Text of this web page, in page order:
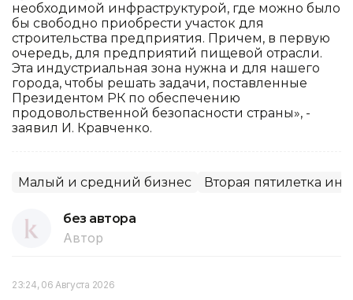
необходимой инфраструктурой, где можно было
бы свободно приобрести участок для
строительства предприятия. Причем, в первую
очередь, для предприятий пищевой отрасли.
Эта индустриальная зона нужна и для нашего
города, чтобы решать задачи, поставленные
Президентом РК по обеспечению
продовольственной безопасности страны», -
заявил И. Кравченко.
Малый и средний бизнес Вторая пятилетка
без автора
Автор
23:24, 06 Августа 2026